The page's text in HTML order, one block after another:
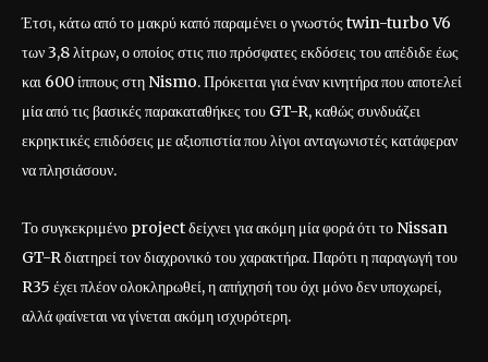
Έτσι, κάτω από το μακρύ καπό παραμένει ο γνωστός twin-turbo V6
των 3,8 λίτρων, ο οποίος στις πιο πρόσφατες εκδόσεις του απέδιδε έως
και 600 ίππους στη Nismo. Πρόκειται για έναν κινητήρα που αποτελεί
μία από τις βασικές παρακαταθήκες του GT-R, καθώς συνδυάζει
εκρηκτικές επιδόσεις με αξιοπιστία που λίγοι ανταγωνιστές κατάφεραν
να πλησιάσουν.
Το συγκεκριμένο project δείχνει για ακόμη μία φορά ότι το Nissan
GT-R διατηρεί τον διαχρονικό του χαρακτήρα. Παρότι η παραγωγή του
R35 έχει πλέον ολοκληρωθεί, η απήχησή του όχι μόνο δεν υποχωρεί,
αλλά φαίνεται να γίνεται ακόμη ισχυρότερη.